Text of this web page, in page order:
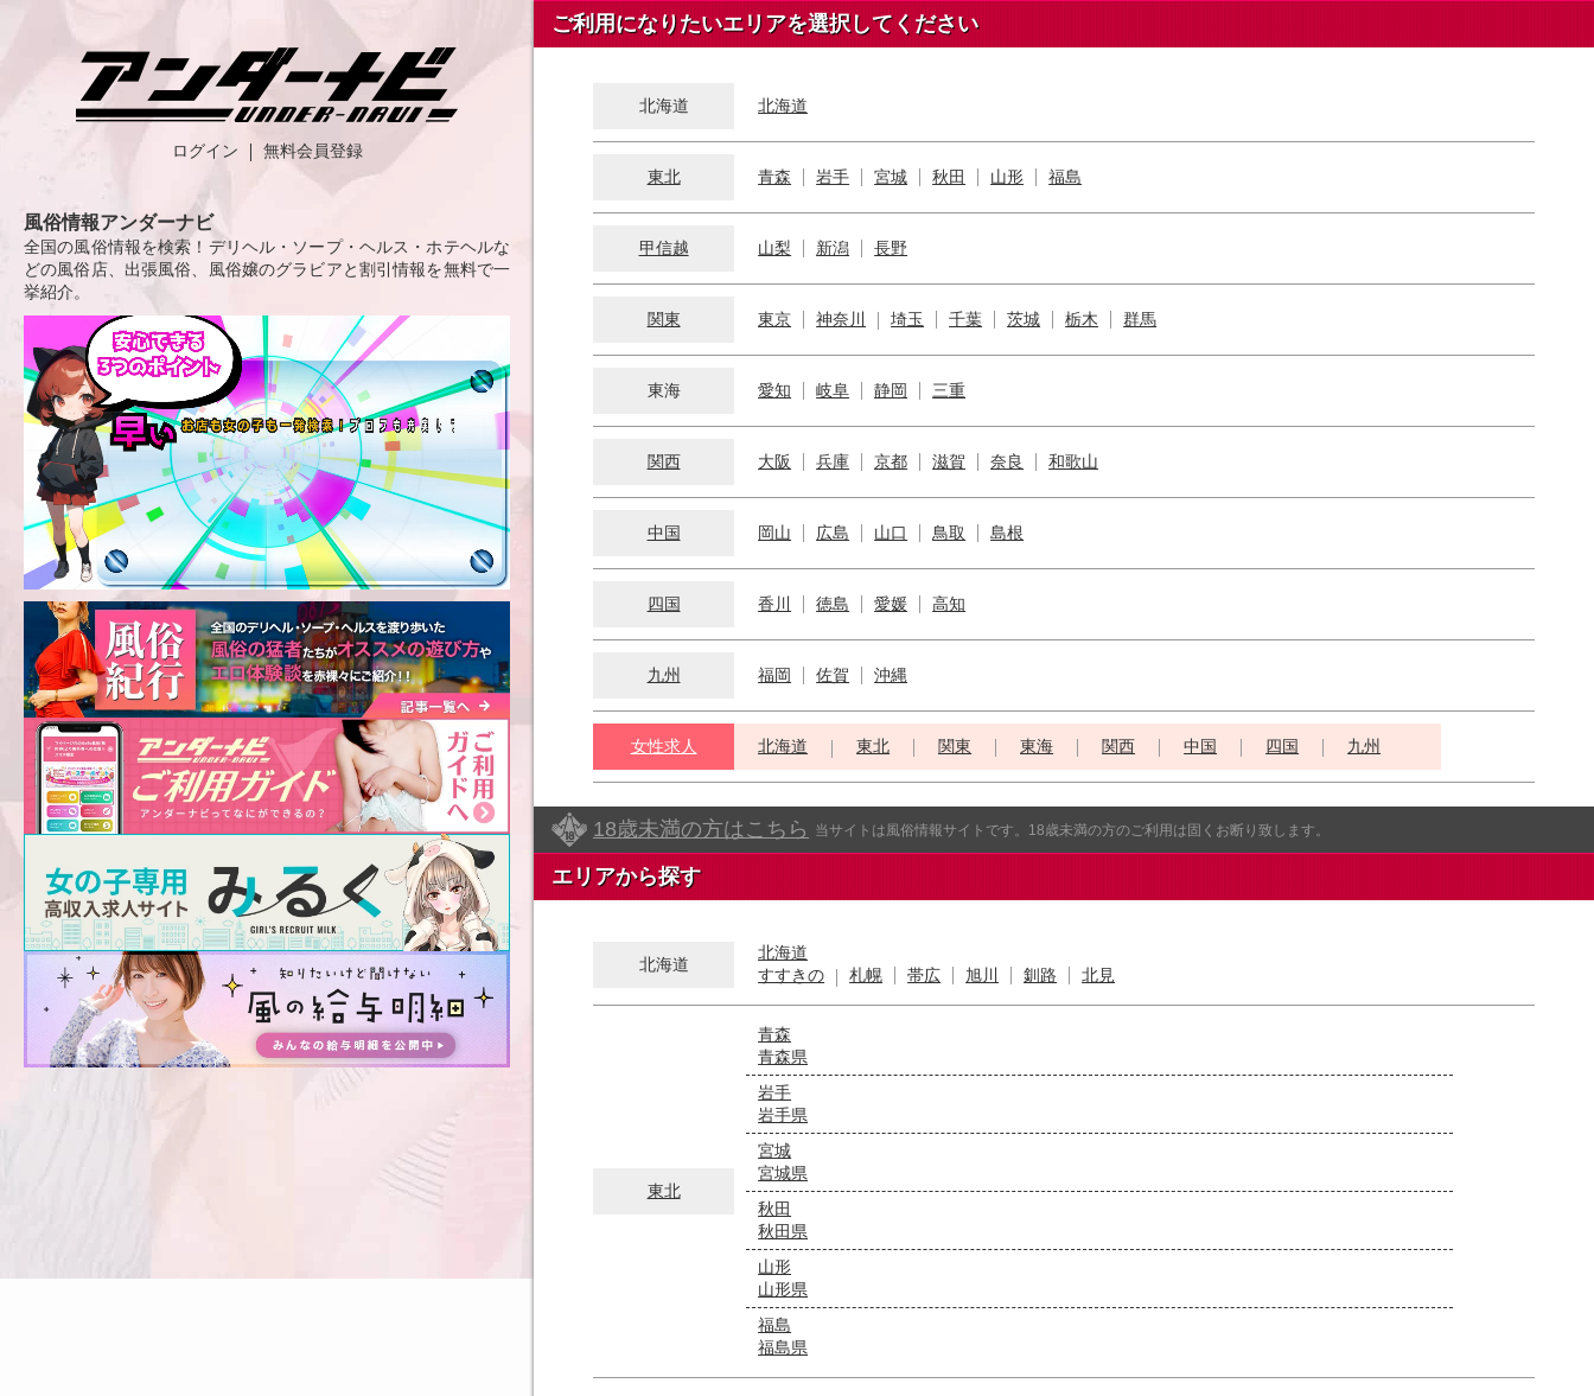
ログイン 無料会員登録
風俗情報アンダーナビ
全国の風俗情報を検索！デリヘル・ソープ・ヘルス・ホテヘルな
どの風俗店、出張風俗、風俗嬢のグラビアと割引情報を無料で一
挙紹介。
ご利用になりたいエリアを選択してください
北海道 北海道
東北 青森 岩手 宮城 秋田 山形 福島
甲信越 山梨 新潟 長野
関東 東京 神奈川 埼玉 千葉 茨城 栃木 群馬
東海 愛知 岐阜 静岡 三重
関西 大阪 兵庫 京都 滋賀 奈良 和歌山
中国 岡山 広島 山口 鳥取 島根
四国 香川 徳島 愛媛 高知
九州 福岡 佐賀 沖縄
女性求人 北海道 東北 関東 東海 関西 中国 四国 九州
18歳未満の方はこちら 当サイトは風俗情報サイトです。18歳未満の方のご利用は固くお断り致します。
エリアから探す
北海道
北海道
すすきの
札幌 帯広 旭川 釧路 北見
東北
青森
青森県
岩手
岩手県
宮城
宮城県
秋田
秋田県
山形
山形県
福島
福島県